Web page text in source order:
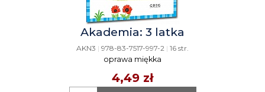
Akademia: 3 latka
AKN3 | 978-83-7517-997-2 | 16 str.
oprawa miękka
4,49 zł